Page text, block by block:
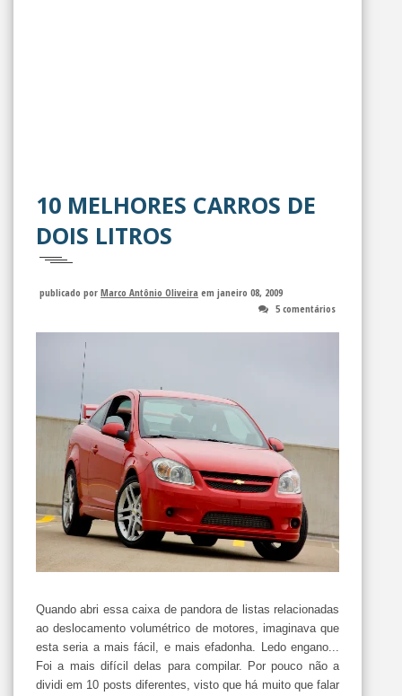
10 MELHORES CARROS DE
DOIS LITROS
publicado por Marco Antônio Oliveira em janeiro 08, 2009
5 comentários
Quando abri essa caixa de pandora de listas relacionadas
ao deslocamento volumétrico de motores, imaginava que
esta seria a mais fácil, e mais efadonha. Ledo engano...
Foi a mais difícil delas para compilar. Por pouco não a
dividi em 10 posts diferentes, visto que há muito que falar